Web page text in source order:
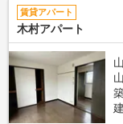
賃貸アパート
木村アパート